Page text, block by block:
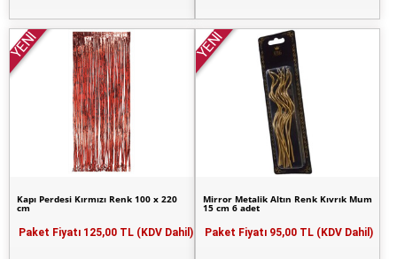
YENİ
Kapı Perdesi Kırmızı Renk 100 x 220
cm
Paket Fiyatı 125,00 TL (KDV Dahil)
YENİ
Mirror Metalik Altın Renk Kıvrık Mum
15 cm 6 adet
Paket Fiyatı 95,00 TL (KDV Dahil)